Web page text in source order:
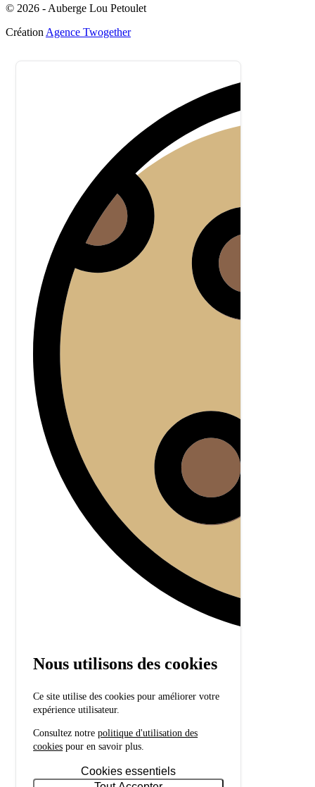
© 2026 - Auberge Lou Petoulet
CréationAgence Twogether
Nous utilisons des cookies
Ce site utilise des cookies pour améliorer votre
expérience utilisateur.
Consultez notrepolitique d'utilisation des
cookies pour en savoir plus.
Cookies essentiels